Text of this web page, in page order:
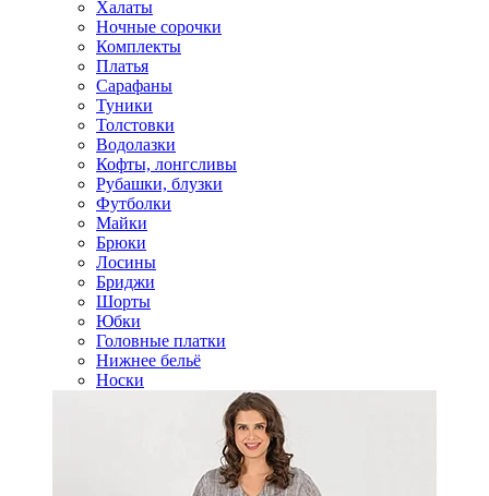
Халаты
Ночные сорочки
Комплекты
Платья
Сарафаны
Туники
Толстовки
Водолазки
Кофты, лонгсливы
Рубашки, блузки
Футболки
Майки
Брюки
Лосины
Бриджи
Шорты
Юбки
Головные платки
Нижнее бельё
Носки